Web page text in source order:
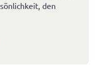
den